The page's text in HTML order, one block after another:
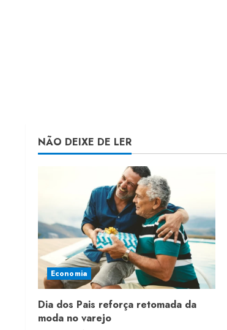
NÃO DEIXE DE LER
Economia
Dia dos Pais reforça retomada da
moda no varejo